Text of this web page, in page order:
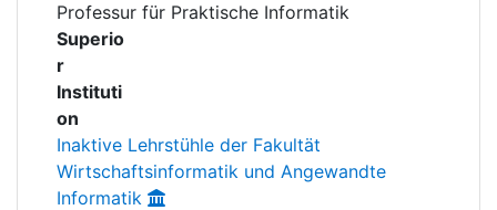
My FIS
Professur für Praktische Informatik
Superio
r
Instituti
on
Inaktive Lehrstühle der Fakultät
Wirtschaftsinformatik und Angewandte
Informatik